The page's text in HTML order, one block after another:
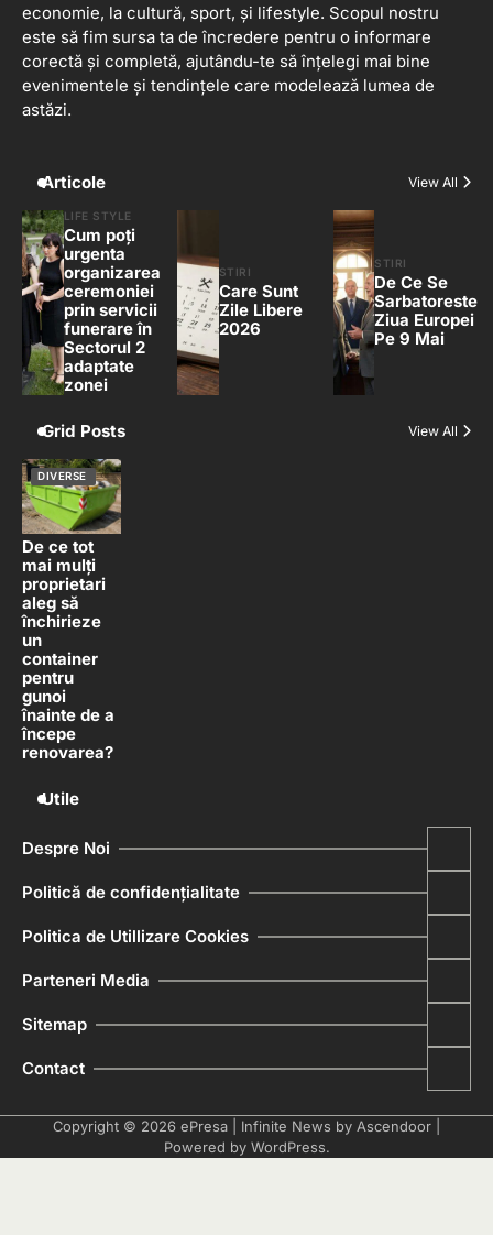
economie, la cultură, sport, și lifestyle. Scopul nostru
este să fim sursa ta de încredere pentru o informare
corectă și completă, ajutându-te să înțelegi mai bine
evenimentele și tendințele care modelează lumea de
astăzi.
Articole View All
LIFE STYLE
Cum poți
urgenta
organizarea
ceremoniei
prin servicii
funerare în
Sectorul 2
adaptate
zonei
STIRI
Care Sunt
Zile Libere
2026
STIRI
De Ce Se
Sarbatoreste
Ziua Europei
Pe 9 Mai
Grid Posts View All
DIVERSE
De ce tot
mai mulți
proprietari
aleg să
închirieze
un
container
pentru
gunoi
înainte de a
începe
renovarea?
Utile
Despre Noi
Politică de confidențialitate
Politica de Utillizare Cookies
Parteneri Media
Sitemap
Contact
Copyright © 2026 ePresa | Infinite News by Ascendoor
Powered by WordPress.